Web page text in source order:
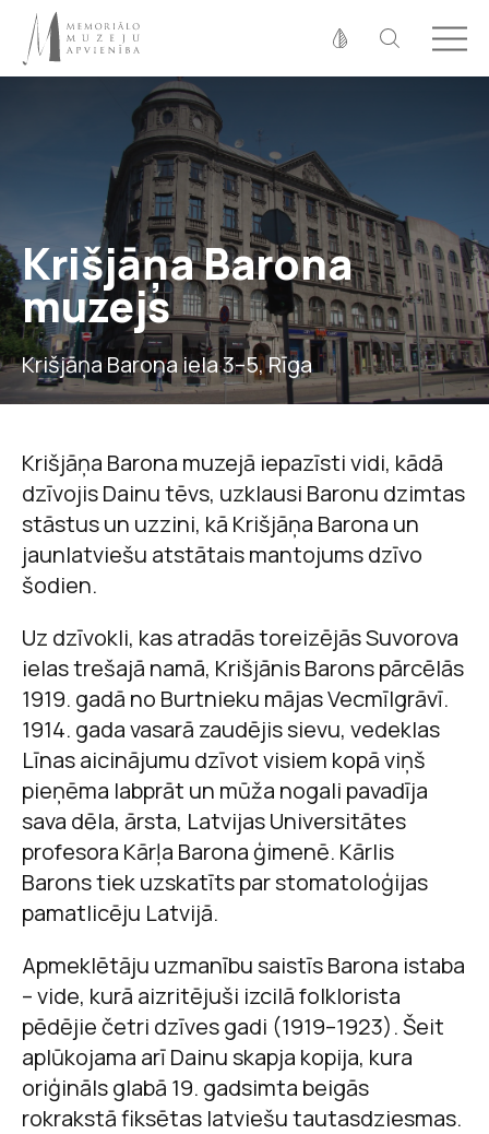
Fonta izmērs
100%
Kontrasts
Krišjāņa Barona
muzejs
Krišjāņa Barona iela 3–5, Rīga
Krišjāņa Barona muzejā iepazīsti vidi, kādā
dzīvojis Dainu tēvs, uzklausi Baronu dzimtas
stāstus un uzzini, kā Krišjāņa Barona un
jaunlatviešu atstātais mantojums dzīvo
šodien.
Uz dzīvokli, kas atradās toreizējās Suvorova
ielas trešajā namā, Krišjānis Barons pārcēlās
1919. gadā no Burtnieku mājas Vecmīlgrāvī.
1914. gada vasarā zaudējis sievu, vedeklas
Līnas aicinājumu dzīvot visiem kopā viņš
pieņēma labprāt un mūža nogali pavadīja
sava dēla, ārsta, Latvijas Universitātes
profesora Kārļa Barona ģimenē. Kārlis
Barons tiek uzskatīts par stomatoloģijas
pamatlicēju Latvijā.
Apmeklētāju uzmanību saistīs Barona istaba
– vide, kurā aizritējuši izcilā folklorista
pēdējie četri dzīves gadi (1919–1923). Šeit
aplūkojama arī Dainu skapja kopija, kura
oriģināls glabā 19. gadsimta beigās
rokrakstā fiksētas latviešu tautasdziesmas.